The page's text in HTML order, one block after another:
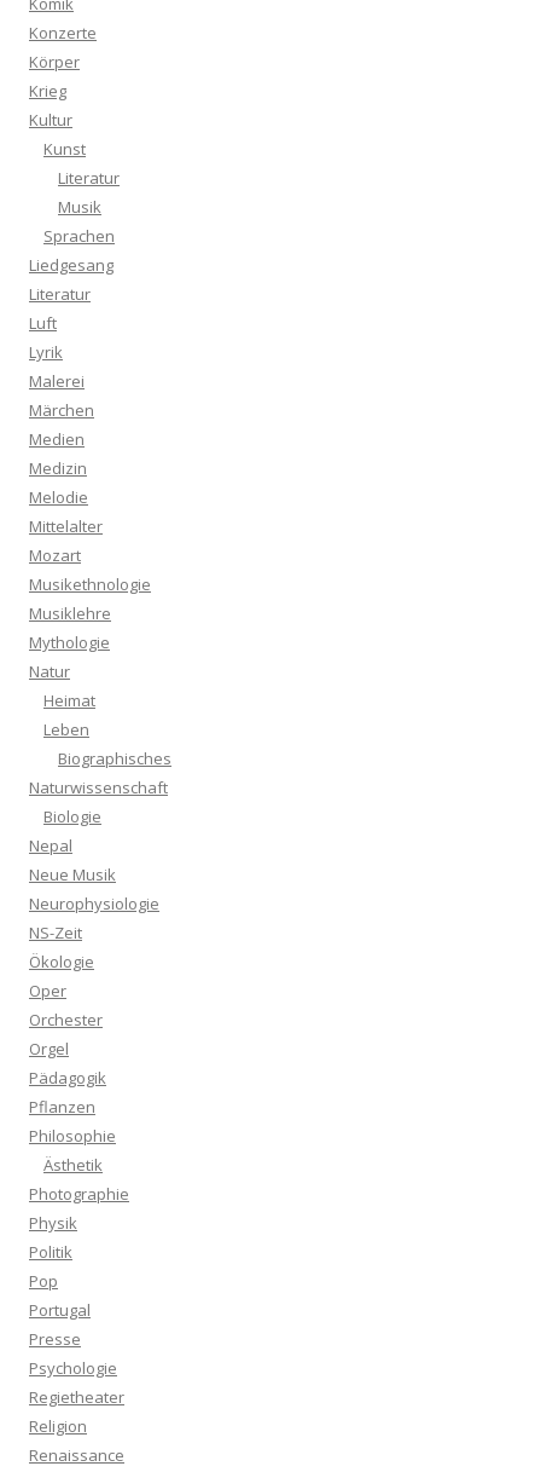
Konzerte
Körper
Krieg
Kultur
Kunst
Literatur
Musik
Sprachen
Liedgesang
Literatur
Luft
Lyrik
Malerei
Märchen
Medien
Medizin
Melodie
Mittelalter
Mozart
Musikethnologie
Musiklehre
Mythologie
Natur
Heimat
Leben
Biographisches
Naturwissenschaft
Biologie
Nepal
Neue Musik
Neurophysiologie
NS-Zeit
Ökologie
Oper
Orchester
Orgel
Pädagogik
Pflanzen
Philosophie
Ästhetik
Photographie
Physik
Politik
Pop
Portugal
Presse
Psychologie
Regietheater
Religion
Renaissance